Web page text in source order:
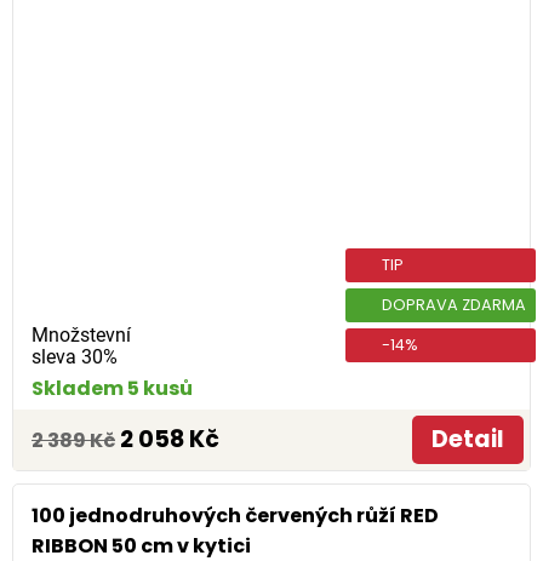
Množstevní
sleva 30%
TIP
DOPRAVA ZDARMA
-14%
Skladem 5 kusů
2 389 Kč 2 058 Kč Detail
100 jednodruhových červených růží RED
RIBBON 50 cm v kytici